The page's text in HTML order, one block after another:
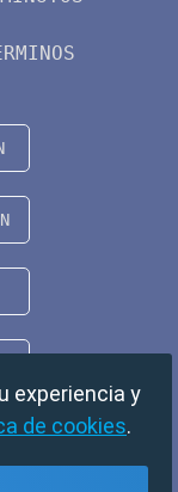
experiencia y
de cookies.